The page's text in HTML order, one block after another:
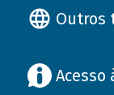
Outros
Acesso